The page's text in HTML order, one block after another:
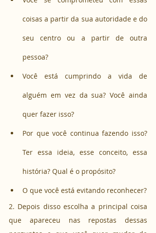
coisas a partir da sua autoridade e do
seu centro ou a partir de outra
pessoa?
Você está cumprindo a vida de
alguém em vez da sua? Você ainda
quer fazer isso?
Por que você continua fazendo isso?
Ter essa ideia, esse conceito, essa
história? Qual é o propósito?
O que você está evitando reconhecer?
2. Depois disso escolha a principal coisa
que apareceu nas repostas dessas